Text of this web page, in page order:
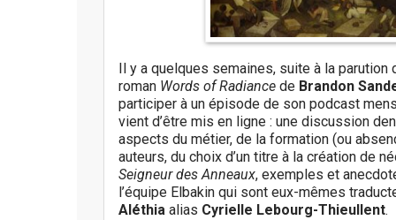
Il y a quelques semaines, suite à la parution
roman Words of Radiance de Brandon
participer à un épisode de son podcast
vient d’être mis en ligne : une discussion
aspects du métier, de la formation (ou
auteurs, du choix d’un titre à la création de
Seigneur des Anneaux, exemples et
l’équipe Elbakin qui sont eux-mêmes
Aléthia alias Cyrielle Lebourg-Thieullent.